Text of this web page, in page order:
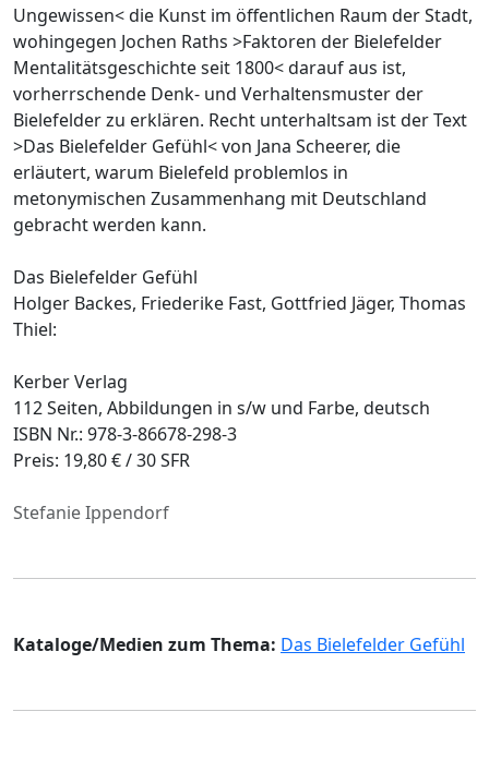
Ungewissen< die Kunst im öffentlichen Raum der Stadt,
wohingegen Jochen Raths >Faktoren der Bielefelder
Mentalitätsgeschichte seit 1800< darauf aus ist,
vorherrschende Denk- und Verhaltensmuster der
Bielefelder zu erklären. Recht unterhaltsam ist der Text
>Das Bielefelder Gefühl< von Jana Scheerer, die
erläutert, warum Bielefeld problemlos in
metonymischen Zusammenhang mit Deutschland
gebracht werden kann.
Das Bielefelder Gefühl
Holger Backes, Friederike Fast, Gottfried Jäger, Thomas
Thiel:
Kerber Verlag
112 Seiten, Abbildungen in s/w und Farbe, deutsch
ISBN Nr.: 978-3-86678-298-3
Preis: 19,80 € / 30 SFR
Stefanie Ippendorf
Kataloge/Medien zum Thema: Das Bielefelder Gefühl